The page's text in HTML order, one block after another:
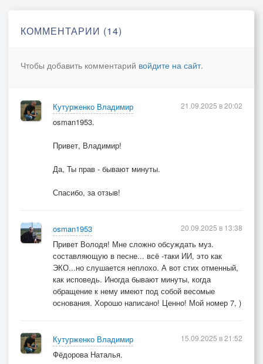
И брошенный, на произвол судьбе.
Я как и все, ищу в тебе спасения,
Я как и все, ищу в Тебе прощенья.
КОММЕНТАРИИ (14)
Чтобы добавить комментарий войдите на сайт.
Кутурженко Владимир
osman1953.
Привет, Владимир!
Да, Ты прав - бывают минуты.
Спасибо, за отзыв!
21.09.2025 в 20:02
osman1953
Привет Володя! Мне сложно обсуждать муз.
составляющую в песне... всё -таки ИИ, это как
ЭКО...но слушается неплохо. А вот стих отменный,
как исповедь. Иногда бывают минуты, когда
обращение к нему имеют под собой весомые
основания. Хорошо написано! Ценно! Мой номер 7, )
20.09.2025 в 13:38
Кутурженко Владимир
Фёдорова Наталья.
15.09.2025 в 21:52